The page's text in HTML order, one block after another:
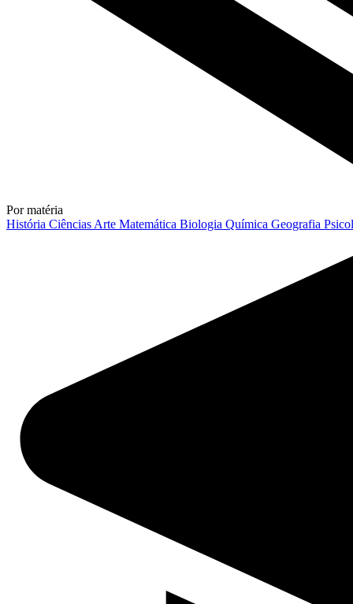
Por matéria
História Ciências Arte Matemática Biologia Química Geografia